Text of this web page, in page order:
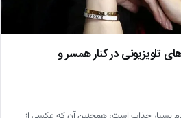
تلویزیونی در کنار همسر و